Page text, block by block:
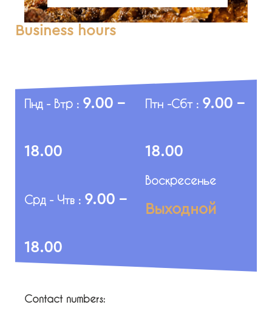
Business hours
Пнд - Втр : 9.00 -
18.00
Срд - Чтв : 9.00 -
18.00
Птн -Сбт : 9.00 -
18.00
Воскресенье
Выходной
Contact numbers: